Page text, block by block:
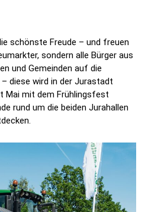
schönste Freude – und freuen
sondern alle Bürger aus
und Gemeinden auf die
diese wird in der Jurastadt
Mai mit dem Frühlingsfest
rund um die beiden Jurahallen